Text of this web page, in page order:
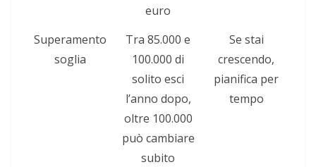
euro
Superamento
soglia
Tra 85.000 e
100.000 di
solito esci
l’anno dopo,
oltre 100.000
può cambiare
subito
Se stai
crescendo,
pianifica per
tempo